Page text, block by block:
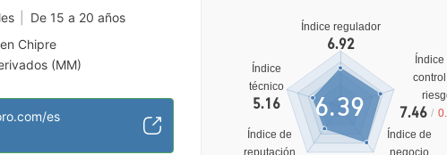
De 15 a 20 años
Chipre
(MM)
offshore
es
Índice regulador
6.92
Índice
técnico
5.16
Índice de
reputación
Índice de
negocio
Índice
7.46 /
6.39